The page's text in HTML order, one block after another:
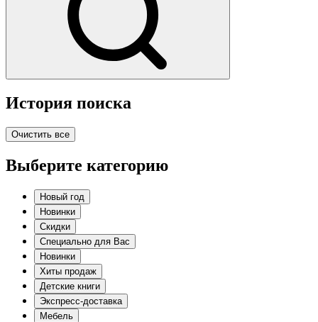
История поиска
Очистить все
Выберите категорию
Новый год
Новинки
Скидки
Специально для Вас
Новинки
Хиты продаж
Детские книги
Экспресс-доставка
Мебель